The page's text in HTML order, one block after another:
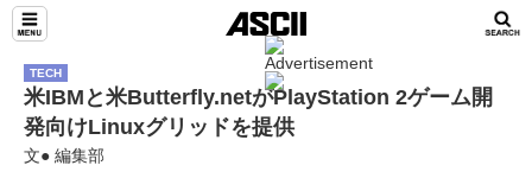
TECH
米IBMと米Butterfly.netがPlayStation 2ゲーム開
発向けLinuxグリッドを提供
文● 編集部